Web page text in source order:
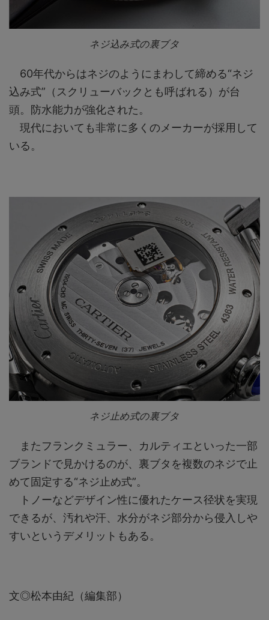
ネジ込み式の裏ブタ
60年代からはネジのようにまわして締める“ネジ
込み式”（スクリューバックとも呼ばれる）が台
頭。防水能力が強化された。
現代においても非常に多くのメーカーが採用して
いる。
ネジ止め式の裏ブタ
またフランクミュラー、カルティエといった一部
ブランドで見かけるのが、裏ブタを複数のネジで止
めて固定する“ネジ止め式”。
トノーなどデザイン性に優れたケース径状を実現
できるが、汚れや汗、水分がネジ部分から侵入しや
すいというデメリットもある。
文◎松本由紀（編集部）